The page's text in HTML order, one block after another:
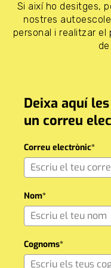
Si així ho desitges,
nostres
personal i realitzar el
Deixa aquí
un correu
Correu electrònic*
Nom*
Cognoms*